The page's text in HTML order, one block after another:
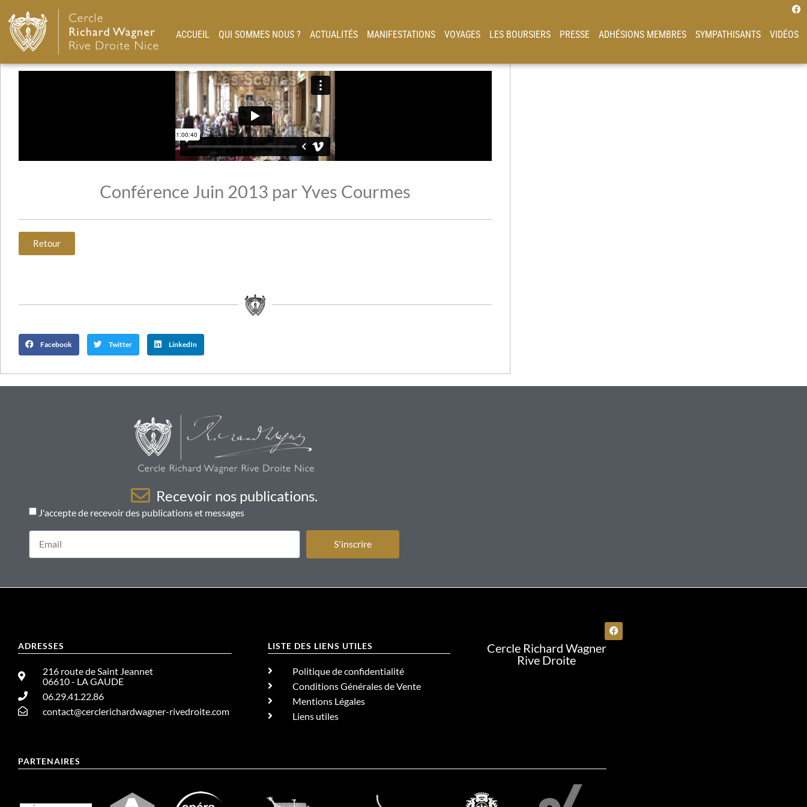
ACCUEIL QUI SOMMES NOUS ? ACTUALITÉS MANIFESTATIONS VOYAGES LES BOURSIERS PRESSE ADHÉSIONS MEMBRES SYMPATHISANTS VIDÉOS
Conférence Juin 2013 par Yves Courmes
Retour
Facebook Twitter LinkedIn
Recevoir nos publications.
J'accepte de recevoir des publications et messages
S'inscrire
ADRESSES
216 route de Saint Jeannet
06610 - LA GAUDE
06.29.41.22.86
contact@cerclerichardwagner-rivedroite.com
LISTE DES LIENS UTILES
Politique de confidentialité
Conditions Générales de Vente
Mentions Légales
Liens utiles
Cercle Richard Wagner
Rive Droite
PARTENAIRES